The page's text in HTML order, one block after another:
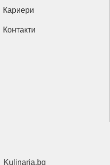
Кариери
Контакти
Kulinaria.bg